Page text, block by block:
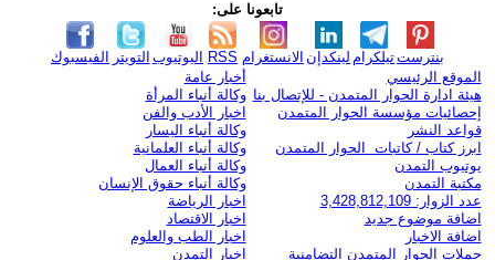
تابعونا على:
الفيسبوك التويتر اليوتيوب RSS الانستغرام لينكدإن تيلكرامبنترست
الموقع الرئيسي
هيئة ادارة الحوار المتمدن - للإتصال بنا
إحصائيات مؤسسة الحوار المتمدن
قواعد النشر
ابرز كتاب / كاتبات الحوار المتمدن
يوتيوب التمدن
مكتبة التمدن
عدد الزوار: 3,428,812,109
اضافة موضوع جديد
اضافة الاخبار
حملات الحوار المتمدن التضامنية
أخبار عامة
وكالة أنباء المرأة
اخبار الأدب والفن
وكالة أنباء اليسار
وكالة أنباء العلمانية
وكالة أنباء العمال
وكالة أنباء حقوق الإنسان
اخبار الرياضة
اخبار الاقتصاد
اخبار الطب والعلوم
اخبار التمدن